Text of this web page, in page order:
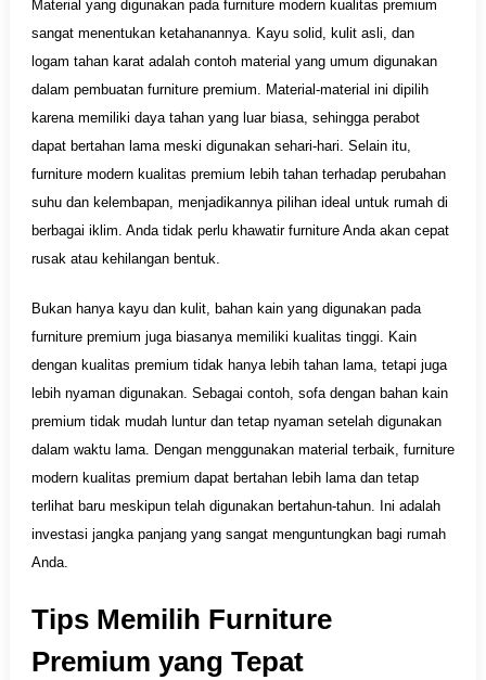
Material yang digunakan pada furniture modern kualitas premium
sangat menentukan ketahanannya. Kayu solid, kulit asli, dan
logam tahan karat adalah contoh material yang umum digunakan
dalam pembuatan furniture premium. Material-material ini dipilih
karena memiliki daya tahan yang luar biasa, sehingga perabot
dapat bertahan lama meski digunakan sehari-hari. Selain itu,
furniture modern kualitas premium lebih tahan terhadap perubahan
suhu dan kelembapan, menjadikannya pilihan ideal untuk rumah di
berbagai iklim. Anda tidak perlu khawatir furniture Anda akan cepat
rusak atau kehilangan bentuk.
Bukan hanya kayu dan kulit, bahan kain yang digunakan pada
furniture premium juga biasanya memiliki kualitas tinggi. Kain
dengan kualitas premium tidak hanya lebih tahan lama, tetapi juga
lebih nyaman digunakan. Sebagai contoh, sofa dengan bahan kain
premium tidak mudah luntur dan tetap nyaman setelah digunakan
dalam waktu lama. Dengan menggunakan material terbaik, furniture
modern kualitas premium dapat bertahan lebih lama dan tetap
terlihat baru meskipun telah digunakan bertahun-tahun. Ini adalah
investasi jangka panjang yang sangat menguntungkan bagi rumah
Anda.
Tips Memilih Furniture
Premium yang Tepat